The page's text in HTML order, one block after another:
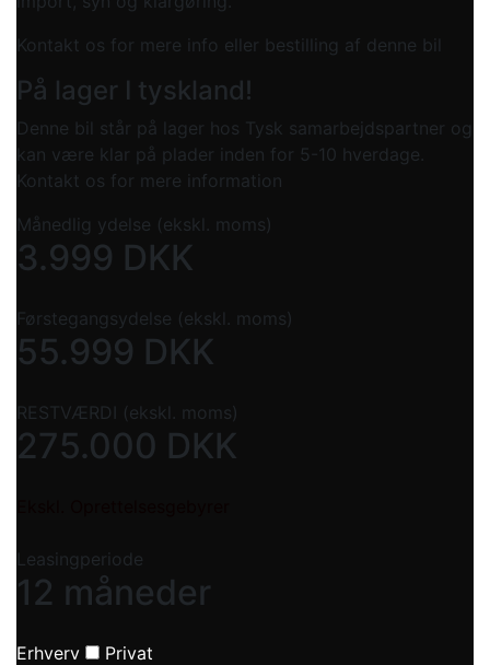
Kontakt os for mere info eller bestilling af denne bil
På lager I tyskland!
Denne bil står på lager hos Tysk samarbejdspartner og
kan være klar på plader inden for 5-10 hverdage.
Kontakt os for mere information
Månedlig ydelse (ekskl. moms)
3.999 DKK
Førstegangsydelse (ekskl. moms)
55.999 DKK
RESTVÆRDI (ekskl. moms)
275.000 DKK
Leasingperiode
12 måneder
Erhverv Privat